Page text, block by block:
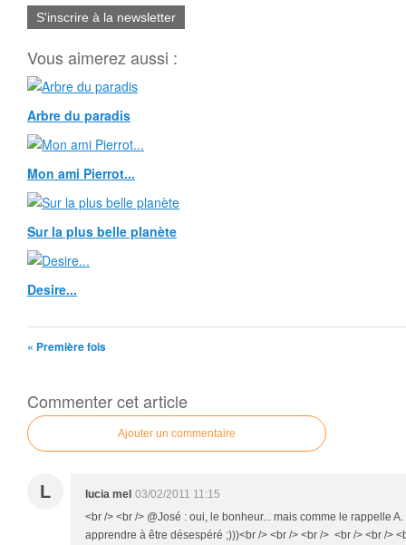
S'inscrire à la newsletter
Vous aimerez aussi :
Arbre du paradis
Mon ami Pierrot...
Sur la plus belle planète
Desire...
« Première fois
Commenter cet article
Ajouter un commentaire
L lucia mel 03/02/2011 11:15
<br /> <br /> @José : oui, le bonheur... mais comme le rappelle
apprendre à être désespéré ;)))<br /> <br /> <br /> <br /> <br />